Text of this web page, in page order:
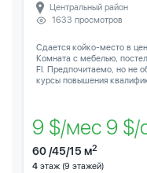
Центральный район
1633 просмотров
Сдается койко-место в
Комната с мебелью,
FI. Предпочитаемо, но не
курсы повышения
9 $/мес 9 $/
60 /45/15 м2
4 этаж (9 этажей)